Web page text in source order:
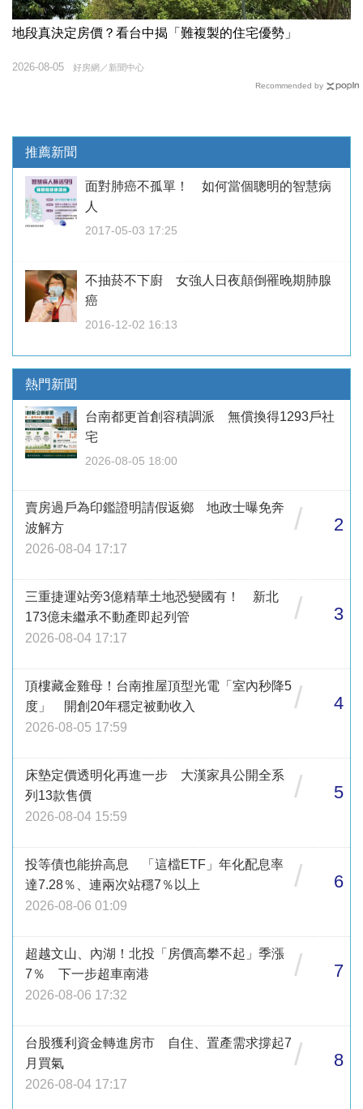
地段真決定房價？看台中揭「難複製的住宅優勢」
好房網／新聞中心
2026-08-05
Recommended by
推薦新聞
面對肺癌不孤單！ 如何當個聰明的智慧病
人
2017-05-03 17:25
不抽菸不下廚 女強人日夜顛倒罹晚期肺腺
癌
2016-12-02 16:13
熱門新聞
台南都更首創容積調派 無償換得1293戶社
宅
2026-08-05 18:00
賣房過戶為印鑑證明請假返鄉 地政士曝免奔
波解方
2026-08-04 17:17
/ 2
三重捷運站旁3億精華土地恐變國有！ 新北
173億未繼承不動產即起列管
2026-08-04 17:17
/ 3
頂樓藏金雞母！台南推屋頂型光電「室內秒降5
度」 開創20年穩定被動收入
2026-08-05 17:59
/ 4
床墊定價透明化再進一步 大漢家具公開全系
列13款售價
2026-08-04 15:59
/ 5
投等債也能拚高息 「這檔ETF」年化配息率
達7.28％、連兩次站穩7％以上
2026-08-06 01:09
/ 6
超越文山、內湖！北投「房價高攀不起」季漲
7％ 下一步超車南港
2026-08-06 17:32
/ 7
台股獲利資金轉進房市 自住、置產需求撐起7
月買氣
2026-08-04 17:17
/ 8